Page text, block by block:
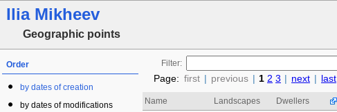
Ilia Mikheev
Geographic points
Order
by dates of creation
by dates of modifications
Filter:
Page: first | previous | 1 2 3 | next | last
Name Landscapes Dwellers